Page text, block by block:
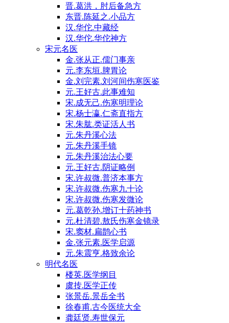
晋.葛洪，肘后备急方
东晋.陈延之.小品方
汉.华佗.中藏经
汉.华佗.华佗神方
宋元名医
金.张从正.儒门事亲
元.李东垣.脾胃论
金.刘完素.刘河间伤寒医鉴
元.王好古.此事难知
宋.成无己.伤寒明理论
宋.杨士瀛.仁斋直指方
宋.朱肱.类证活人书
元.朱丹溪心法
元.朱丹溪手镜
元.朱丹溪治法心要
元.王好古.阴证略例
宋.许叔微.普济本事方
宋.许叔微.伤寒九十论
宋.许叔微.伤寒发微论
元.葛乾孙.增订十药神书
元.杜清碧.敖氏伤寒金镜录
宋.窦材.扁鹊心书
金.张元素.医学启源
元.朱震亨.格致余论
明代名医
楼英.医学纲目
虞抟.医学正传
张景岳.景岳全书
徐春甫.古今医统大全
龚廷贤.寿世保元